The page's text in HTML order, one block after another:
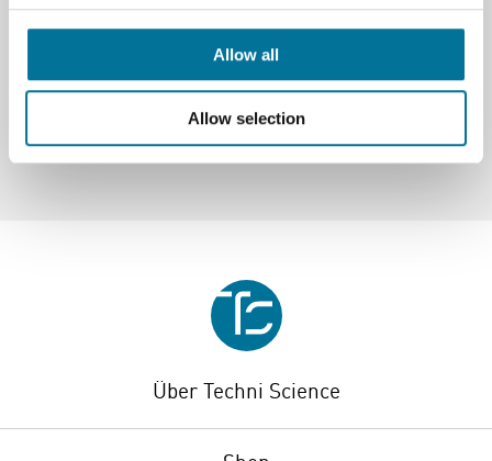
Allow all
Allow selection
content organic chemistry with vernier.pdf
sample_chem-o-01-
determining_melting_temperature.pdf
Über Techni Science